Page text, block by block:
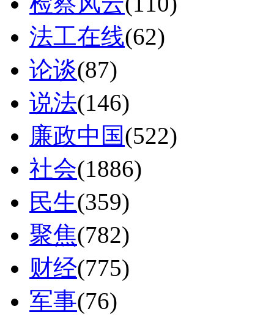
法工在线(62)
论谈(87)
说法(146)
廉政中国(522)
社会(1886)
民生(359)
聚焦(782)
财经(775)
军事(76)